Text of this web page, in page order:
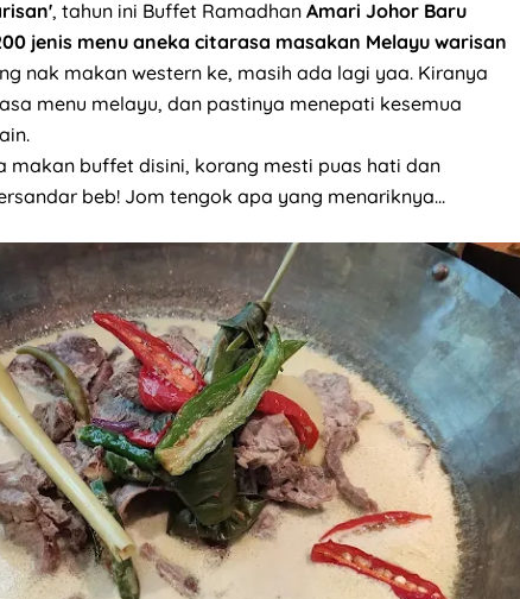
, tahun ini Buffet Ramadhan Amari Johor Baru
jenis menu aneka citarasa masakan Melayu warisan
nak makan western ke, masih ada lagi yaa. Kiranya
menu melayu, dan pastinya menepati kesemua
makan buffet disini, korang mesti puas hati dan
beb! Jom tengok apa yang menariknya...